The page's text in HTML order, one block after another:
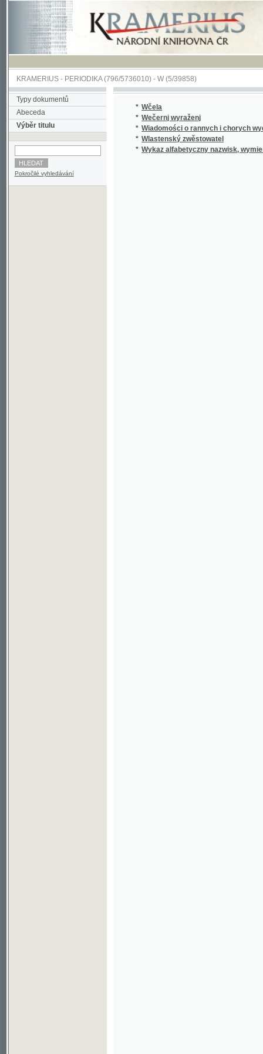
KRAMERIUS-PERIODIKA(796/5736010) -W(5/39858)
Typy dokumentů
Abeceda
Výběr titulu
Pokročilé vyhledávání
Wečernj wyraženj
Wiadomości o rannych i chorych wydane
Wlastenský zwěstowatel
Wykaz alfabetyczny nazwisk,